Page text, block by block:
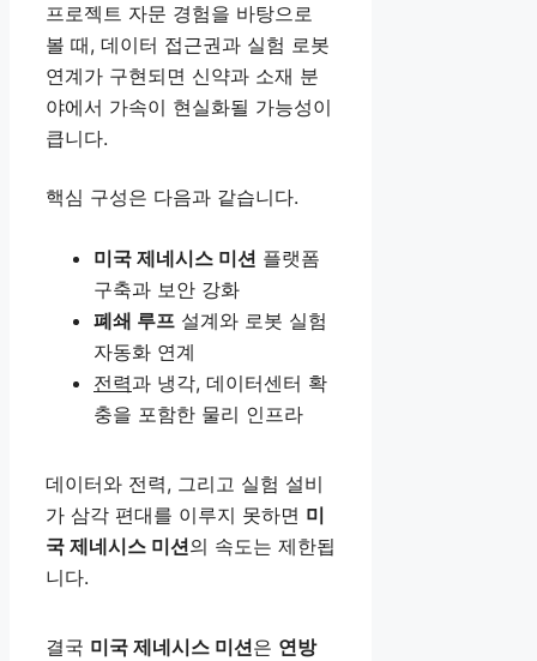
프로젝트 자문 경험을 바탕으로
볼 때, 데이터 접근권과 실험 로봇
연계가 구현되면 신약과 소재 분
야에서 가속이 현실화될 가능성이
큽니다.
핵심 구성은 다음과 같습니다.
미국 제네시스 미션 플랫폼
구축과 보안 강화
폐쇄 루프 설계와 로봇 실험
자동화 연계
전력과 냉각, 데이터센터 확
충을 포함한 물리 인프라
데이터와 전력, 그리고 실험 설비
가 삼각 편대를 이루지 못하면 미
국 제네시스 미션의 속도는 제한됩
니다.
결국 미국 제네시스 미션은 연방